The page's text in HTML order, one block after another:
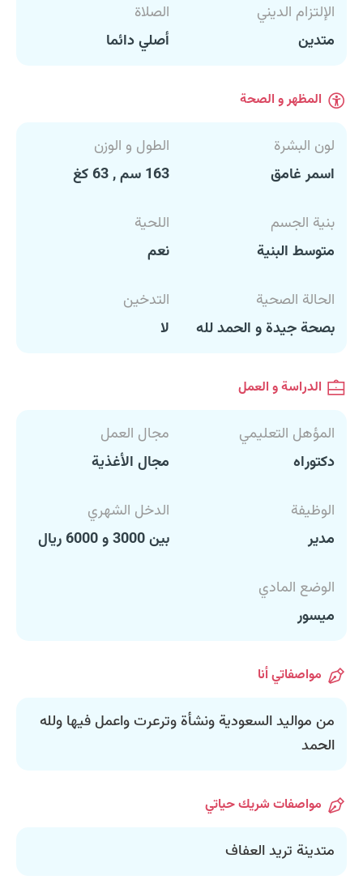
الإلتزام الديني
متدين
الصلاة
أصلي دائما
المظهر و الصحة
لون البشرة
اسمر غامق
الطول و الوزن
163 سم , 63 كغ
بنية الجسم
متوسط البنية
اللحية
نعم
الحالة الصحية
بصحة جيدة و الحمد لله
التدخين
لا
الدراسة و العمل
المؤهل التعليمي
دكتوراه
مجال العمل
مجال الأغذية
الوظيفة
مدير
الدخل الشهري
بين 3000 و 6000 ريال
الوضع المادي
ميسور
مواصفاتي أنا
من مواليد السعودية ونشأة وترعرت واعمل فيها ولله
الحمد
مواصفات شريك حياتي
متدينة تريد العفاف